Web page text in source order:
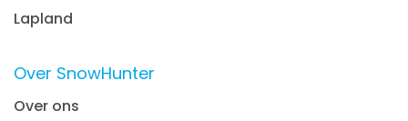
Lapland
Over SnowHunter
Over ons